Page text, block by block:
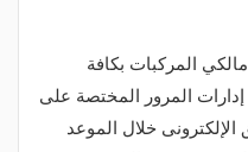
المركبات بكافة
إدارات المرور المختصة على
خلال الموعد